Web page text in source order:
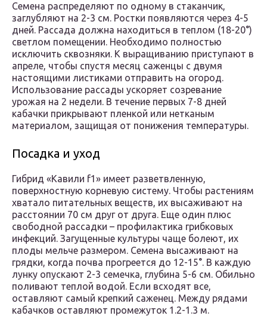
Семена распределяют по одному в стаканчик,
заглубляют на 2-3 см. Ростки появляются через 4-5
дней. Рассада должна находиться в теплом (18-20°)
светлом помещении. Необходимо полностью
исключить сквозняки. К выращиванию приступают в
апреле, чтобы спустя месяц саженцы с двумя
настоящими листиками отправить на огород.
Использование рассады ускоряет созревание
урожая на 2 недели. В течение первых 7-8 дней
кабачки прикрывают пленкой или нетканым
материалом, защищая от понижения температуры.
Посадка и уход
Гибрид «Кавили f1» имеет разветвленную,
поверхностную корневую систему. Чтобы растениям
хватало питательных веществ, их высаживают на
расстоянии 70 см друг от друга. Еще один плюс
свободной рассадки – профилактика грибковых
инфекций. Загущенные культуры чаще болеют, их
плоды мельче размером. Семена высаживают на
грядки, когда почва прогреется до 12-15°. В каждую
лунку опускают 2-3 семечка, глубина 5-6 см. Обильно
поливают теплой водой. Если всходят все,
оставляют самый крепкий саженец. Между рядами
кабачков оставляют промежуток 1.2-1.3 м.